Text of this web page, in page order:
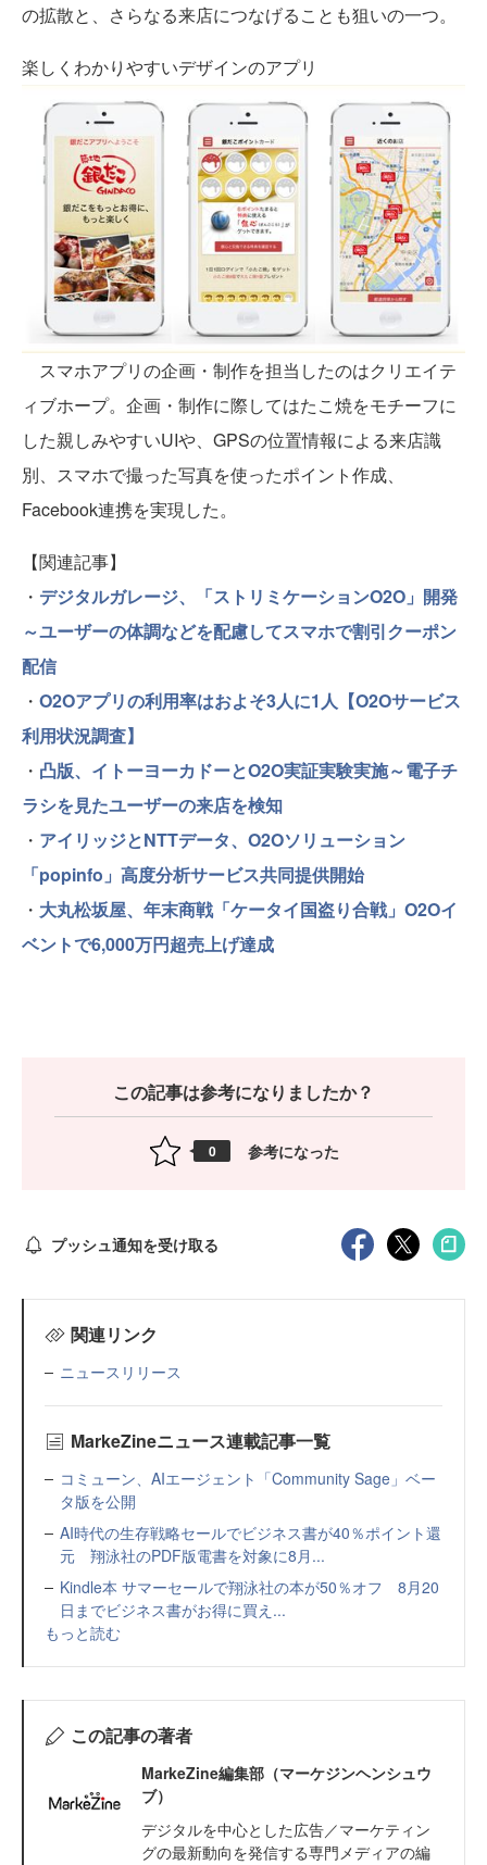
の拡散と、さらなる来店につなげることも狙いの一つ。
楽しくわかりやすいデザインのアプリ
スマホアプリの企画・制作を担当したのはクリエイテ
ィブホープ。企画・制作に際してはたこ焼をモチーフに
した親しみやすいUIや、GPSの位置情報による来店識
別、スマホで撮った写真を使ったポイント作成、
Facebook連携を実現した。
【関連記事】
・ デジタルガレージ、「ストリミケーションO2O」開発
～ユーザーの体調などを配慮してスマホで割引クーポン
配信
・ O2Oアプリの利用率はおよそ3人に1人【O2Oサービス
利用状況調査】
・ 凸版、イトーヨーカドーとO2O実証実験実施～電子チ
ラシを見たユーザーの来店を検知
・ アイリッジとNTTデータ、O2Oソリューション
「popinfo」高度分析サービス共同提供開始
・ 大丸松坂屋、年末商戦「ケータイ国盗り合戦」O2Oイ
ベントで6,000万円超売上げ達成
この記事は参考になりましたか？
0 参考になった
プッシュ通知を受け取る
関連リンク
ニュースリリース
MarkeZineニュース連載記事一覧
コミューン、AIエージェント「Community Sage」ベー
タ版を公開
AI時代の生存戦略セールでビジネス書が40％ポイント還
元 翔泳社のPDF版電書を対象に8月...
Kindle本 サマーセールで翔泳社の本が50％オフ 8月20
日までビジネス書がお得に買え...
もっと読む
この記事の著者
MarkeZine編集部（マーケジンヘンシュウ
ブ）
デジタルを中心とした広告／マーケティン
グの最新動向を発信する専門メディアの編